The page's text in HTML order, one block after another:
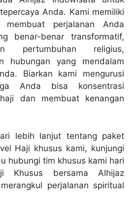
Anda. Kami memiliki
membuat perjalanan Anda
benar-benar transformatif,
pertumbuhan religius,
hubungan yang mendalam
Biarkan kami mengurusi
Anda bisa konsentrasi
dan membuat kenangan
lebih lanjut tentang paket
Haji khusus kami, kunjungi
hubungi tim khusus kami hari
Khusus bersama Alhijaz
perjalanan spiritual